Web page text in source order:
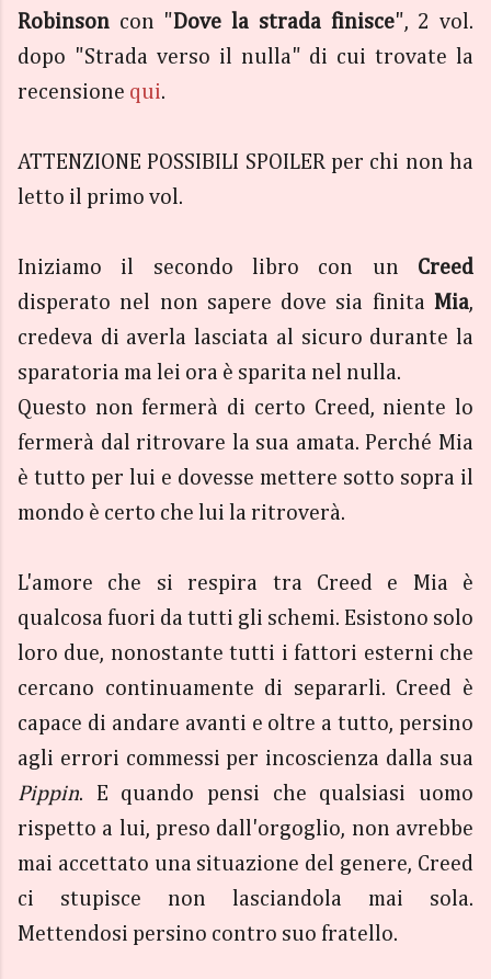
Robinson con "Dove la strada finisce", 2 vol.
dopo "Strada verso il nulla" di cui trovate la
recensione qui.
ATTENZIONE POSSIBILI SPOILER per chi non ha
letto il primo vol.
Iniziamo il secondo libro con un Creed
disperato nel non sapere dove sia finita Mia,
credeva di averla lasciata al sicuro durante la
sparatoria ma lei ora è sparita nel nulla.
Questo non fermerà di certo Creed, niente lo
fermerà dal ritrovare la sua amata. Perché Mia
è tutto per lui e dovesse mettere sotto sopra il
mondo è certo che lui la ritroverà.
L'amore che si respira tra Creed e Mia è
qualcosa fuori da tutti gli schemi. Esistono solo
loro due, nonostante tutti i fattori esterni che
cercano continuamente di separarli. Creed è
capace di andare avanti e oltre a tutto, persino
agli errori commessi per incoscienza dalla sua
Pippin. E quando pensi che qualsiasi uomo
rispetto a lui, preso dall'orgoglio, non avrebbe
mai accettato una situazione del genere, Creed
ci stupisce non lasciandola mai sola.
Mettendosi persino contro suo fratello.